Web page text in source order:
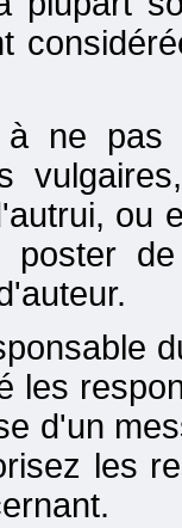
à ne pas
ou
les
d'un
les